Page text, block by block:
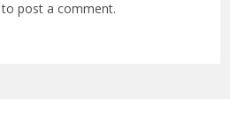
to post a comment.